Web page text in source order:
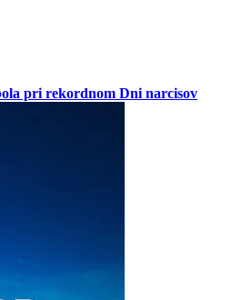
pri rekordnom Dni narcisov